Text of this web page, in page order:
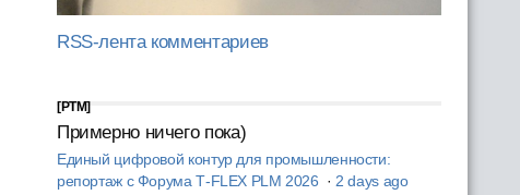
RSS-лента комментариев
[PTM]
Примерно ничего пока)
Единый цифровой контур для промышленности:
репортаж с Форума T‑FLEX PLM 2026 · 2 days ago